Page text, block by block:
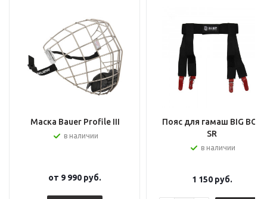
Маска Bauer Profile III
в наличии
от 9 990 руб.
Пояс для гамаш BIG BOY
SR
в наличии
1 150руб.